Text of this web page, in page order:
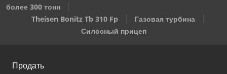
более 300 тонн
Theisen Bonitz Tb 310 Fp
Газовая турбина
Силосный прицеп
Продать